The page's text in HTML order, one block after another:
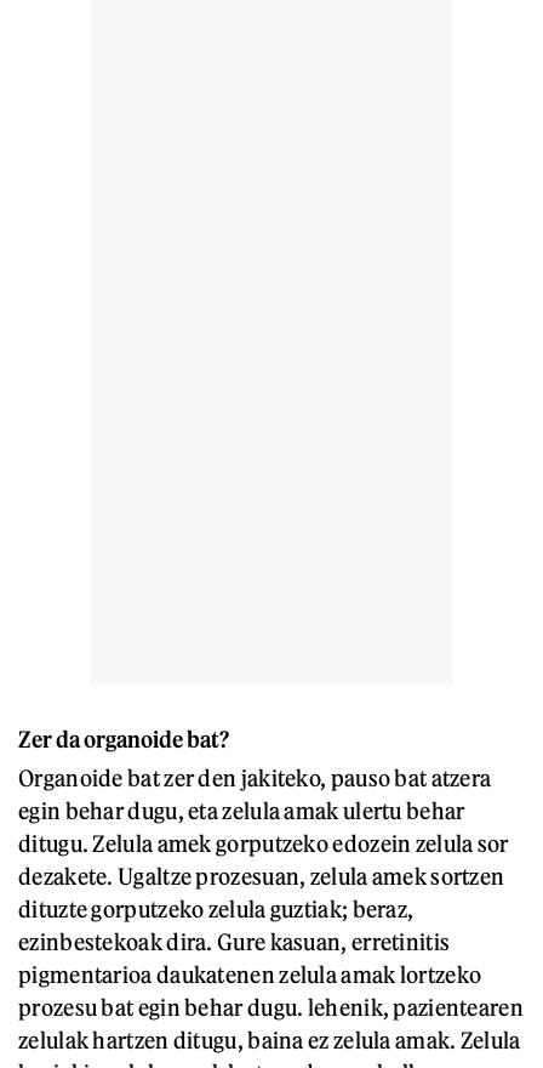
Zer da organoide bat?
Organoide bat zer den jakiteko, pauso bat atzera
egin behar dugu, eta zelula amak ulertu behar
ditugu. Zelula amek gorputzeko edozein zelula sor
dezakete. Ugaltze prozesuan, zelula amek sortzen
dituzte gorputzeko zelula guztiak; beraz,
ezinbestekoak dira. Gure kasuan, erretinitis
pigmentarioa daukatenen zelula amak lortzeko
prozesu bat egin behar dugu. lehenik, pazientearen
zelulak hartzen ditugu, baina ez zelula amak. Zelula